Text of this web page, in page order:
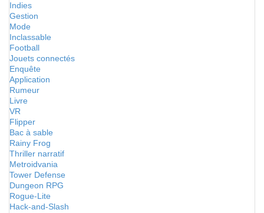
Indies
Gestion
Mode
Inclassable
Football
Jouets connectés
Enquête
Application
Rumeur
Livre
VR
Flipper
Bac à sable
Rainy Frog
Thriller narratif
Metroidvania
Tower Defense
Dungeon RPG
Rogue-Lite
Hack-and-Slash